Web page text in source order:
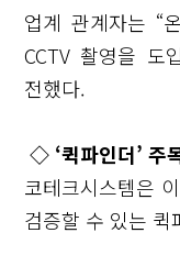
업계 관계자는 “
CCTV 촬영을 도
전했다.
◇ ‘퀵파인더’ 주
코테크시스템은
검증할 수 있는 퀵